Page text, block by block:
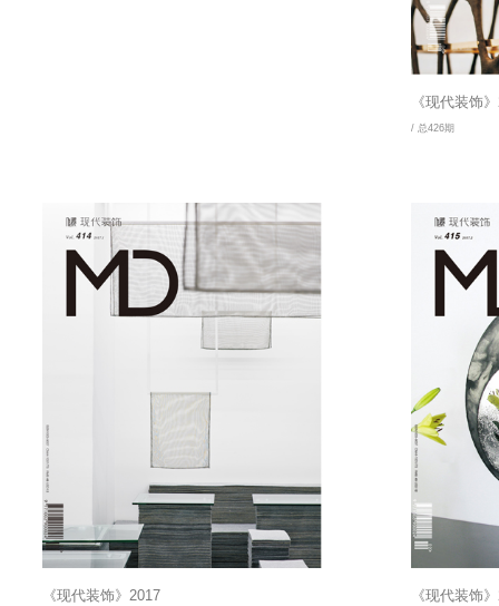
《现代装饰
/ 总426期
《现代装饰》2017 《现代装饰